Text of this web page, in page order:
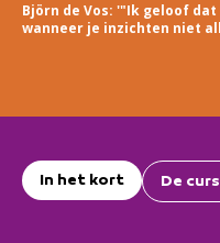
Björn de Vos: '"Ik geloof
wanneer je inzichten niet
In het kort De